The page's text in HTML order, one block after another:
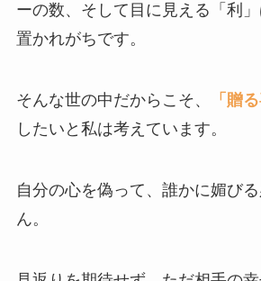
ーの数、そして目に見える「利
置かれがちです。
そんな世の中だからこそ、 「贈
したいと私は考えています。
自分の心を偽って、誰かに媚び
ん。